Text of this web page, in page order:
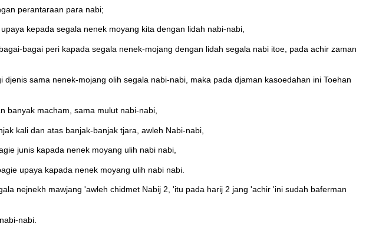
perantaraan para nabi;
kepada segala nenek moyang kita dengan lidah nabi-nabi,
bagai peri kapada segala nenek-mojang dengan lidah segala nabi itoe, pada achir zaman
sama nenek-mojang olih segala nabi-nabi, maka pada djaman kasoedahan ini Toehan
banyak macham, sama mulut nabi-nabi,
kali dan atas banjak-banjak tjara, awleh Nabi-nabi,
junis kapada nenek moyang ulih nabi nabi,
upaya kapada nenek moyang ulih nabi nabi.
nejnekh mawjang 'awleh chidmet Nabij 2, 'itu pada harij 2 jang 'achir 'ini sudah baferman
nabi.